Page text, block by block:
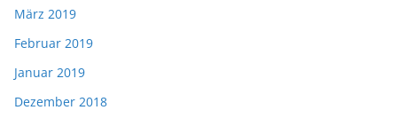
März 2019
Februar 2019
Januar 2019
Dezember 2018